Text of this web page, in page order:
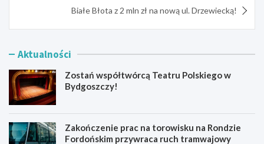
Białe Błota z 2 mln zł na nową ul. Drzewiecką!
Aktualności
Zostań współtwórcą Teatru Polskiego w
Bydgoszczy!
Zakończenie prac na torowisku na Rondzie
Fordońskim przywraca ruch tramwajowy